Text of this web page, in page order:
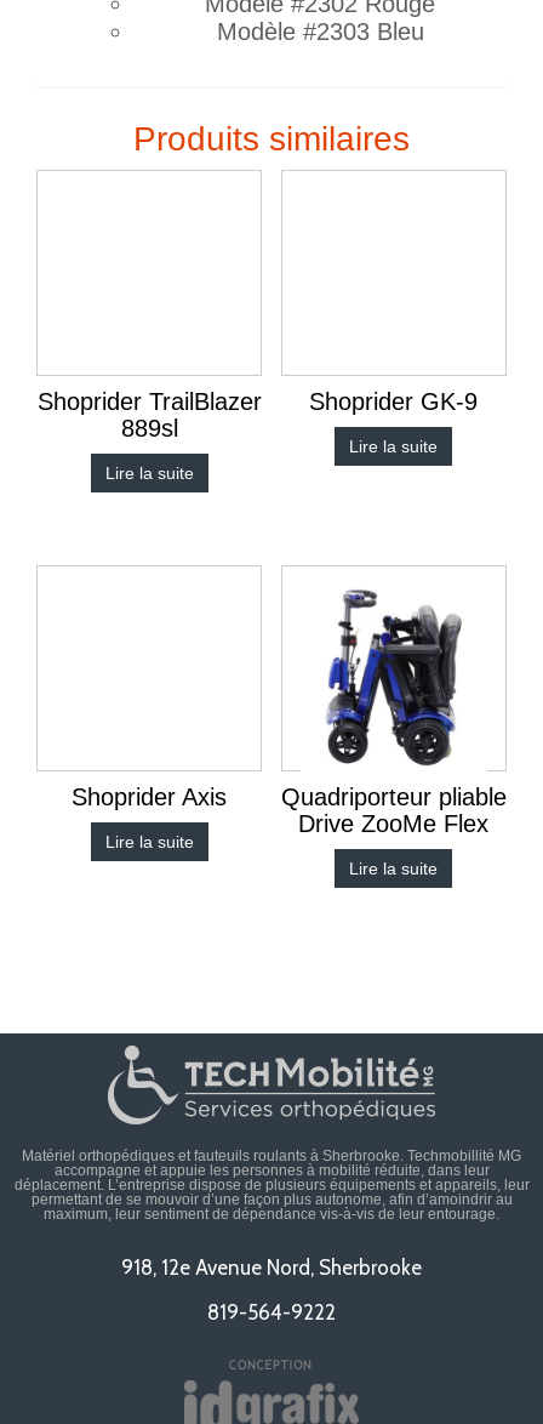
Modèle #2303 Bleu
Produits similaires
Shoprider TrailBlazer
889sl
Lire la suite
Shoprider GK-9
Lire la suite
Shoprider Axis
Lire la suite
Quadriporteur pliable
Drive ZooMe Flex
Lire la suite
Matériel orthopédiques et fauteuils roulants à Sherbrooke. Techmobillité MG
accompagne et appuie les personnes à mobilité réduite, dans leur
déplacement. L’entreprise dispose de plusieurs équipements et appareils, leur
permettant de se mouvoir d’une façon plus autonome, afin d’amoindrir au
maximum, leur sentiment de dépendance vis-à-vis de leur entourage.
918, 12e Avenue Nord, Sherbrooke
819-564-9222